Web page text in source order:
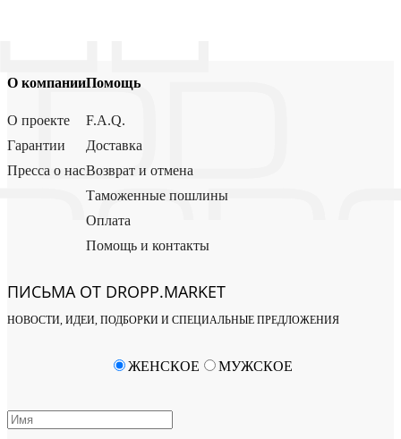
О компании
О проекте
Гарантии
Пресса о нас
Помощь
F.A.Q.
Доставка
Возврат и отмена
Таможенные пошлины
Оплата
Помощь и контакты
ПИСЬМА ОТ DROPP.MARKET
НОВОСТИ, ИДЕИ, ПОДБОРКИ И СПЕЦИАЛЬНЫЕ ПРЕДЛОЖЕНИЯ
ЖЕНСКОЕ МУЖСКОЕ